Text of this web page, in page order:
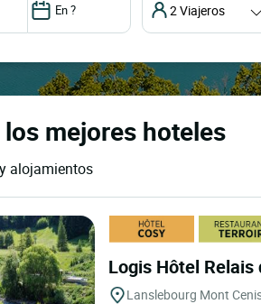
2 Viajeros
mejores hoteles
alojamientos
Logis Hôtel
Lanslebourg Mont